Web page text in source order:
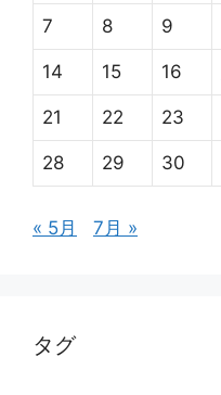
7 8 9
14 15 16
21 22 23
28 29 30
« 5月 7月 »
タグ